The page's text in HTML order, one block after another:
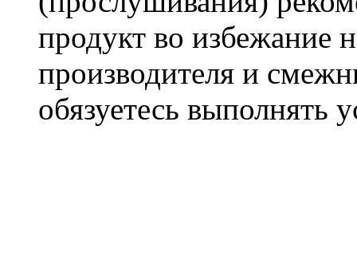
продукт во избежание
производителя и
обязуетесь выполнять